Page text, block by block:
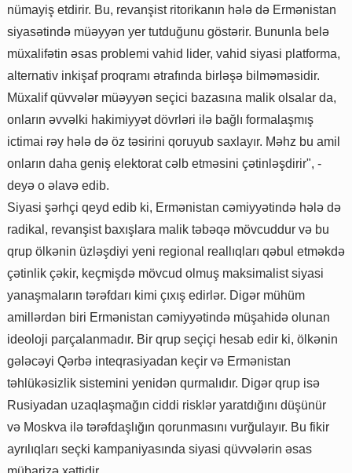
nümayiş etdirir. Bu, revanşist ritorikanın hələ də Ermənistan
siyasətində müəyyən yer tutduğunu göstərir. Bununla belə
müxalifətin əsas problemi vahid lider, vahid siyasi platforma,
alternativ inkişaf proqramı ətrafında birləşə bilməməsidir.
Müxalif qüvvələr müəyyən seçici bazasına malik olsalar da,
onların əvvəlki hakimiyyət dövrləri ilə bağlı formalaşmış
ictimai rəy hələ də öz təsirini qoruyub saxlayır. Məhz bu amil
onların daha geniş elektorat cəlb etməsini çətinləşdirir", -
deyə o əlavə edib.
Siyasi şərhçi qeyd edib ki, Ermənistan cəmiyyətində hələ də
radikal, revanşist baxışlara malik təbəqə mövcuddur və bu
qrup ölkənin üzləşdiyi yeni regional reallıqları qəbul etməkdə
çətinlik çəkir, keçmişdə mövcud olmuş maksimalist siyasi
yanaşmaların tərəfdarı kimi çıxış edirlər. Digər mühüm
amillərdən biri Ermənistan cəmiyyətində müşahidə olunan
ideoloji parçalanmadır. Bir qrup seçiçi hesab edir ki, ölkənin
gələcəyi Qərbə inteqrasiyadan keçir və Ermənistan
təhlükəsizlik sistemini yenidən qurmalıdır. Digər qrup isə
Rusiyadan uzaqlaşmağın ciddi risklər yaratdığını düşünür
və Moskva ilə tərəfdaşlığın qorunmasını vurğulayır. Bu fikir
ayrılıqları seçki kampaniyasında siyasi qüvvələrin əsas